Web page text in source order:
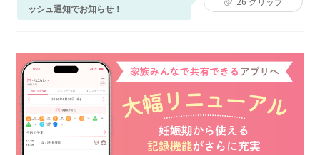
ッシュ通知でお知らせ！